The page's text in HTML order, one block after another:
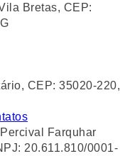
Bretas, CEP:
CEP: 35020-220,
Farquhar
20.611.810/0001-